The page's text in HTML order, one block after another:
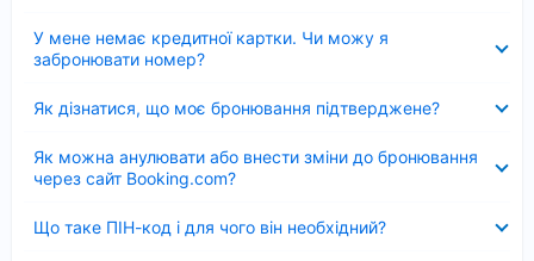
У мене немає кредитної картки. Чи можу я
забронювати номер?
Як дізнатися, що моє бронювання підтверджене?
Як можна анулювати або внести зміни до бронювання
через сайт Booking.com?
Що таке ПІН-код і для чого він необхідний?